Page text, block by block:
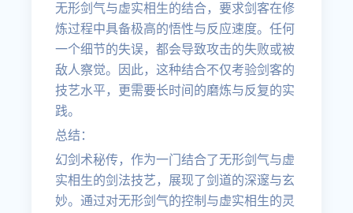
无形剑气与虚实相生的结合，要求剑客在修
炼过程中具备极高的悟性与反应速度。任何
一个细节的失误，都会导致攻击的失败或被
敌人察觉。因此，这种结合不仅考验剑客的
技艺水平，更需要长时间的磨炼与反复的实
践。
总结：
幻剑术秘传，作为一门结合了无形剑气与虚
实相生的剑法技艺，展现了剑道的深邃与玄
妙。通过对无形剑气的控制与虚实相生的灵